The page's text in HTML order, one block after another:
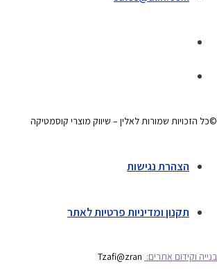
©כל הזכויות שמורות לאלין – שיווק מוצרי קוסמטיקה
הצהרת נגישות
תקנון ומדיניות פרטיות לאתר
בנייה וקידום אתרים: Tzafi@zran